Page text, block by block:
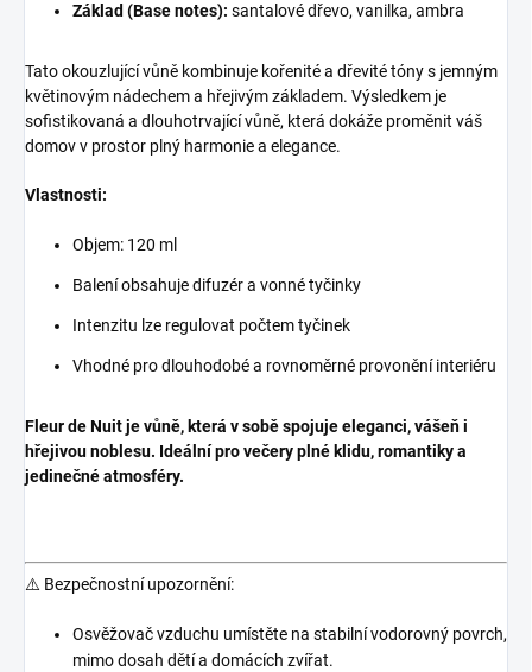
Základ (Base notes): santalové dřevo, vanilka, ambra
Tato okouzlující vůně kombinuje kořenité a dřevité tóny s jemným
květinovým nádechem a hřejivým základem. Výsledkem je
sofistikovaná a dlouhotrvající vůně, která dokáže proměnit váš
domov v prostor plný harmonie a elegance.
Vlastnosti:
Objem: 120 ml
Balení obsahuje difuzér a vonné tyčinky
Intenzitu lze regulovat počtem tyčinek
Vhodné pro dlouhodobé a rovnoměrné provonění interiéru
Fleur de Nuit je vůně, která v sobě spojuje eleganci, vášeň i
hřejivou noblesu. Ideální pro večery plné klidu, romantiky a
jedinečné atmosféry.
⚠️ Bezpečnostní upozornění:
Osvěžovač vzduchu umístěte na stabilní vodorovný povrch,
mimo dosah dětí a domácích zvířat.